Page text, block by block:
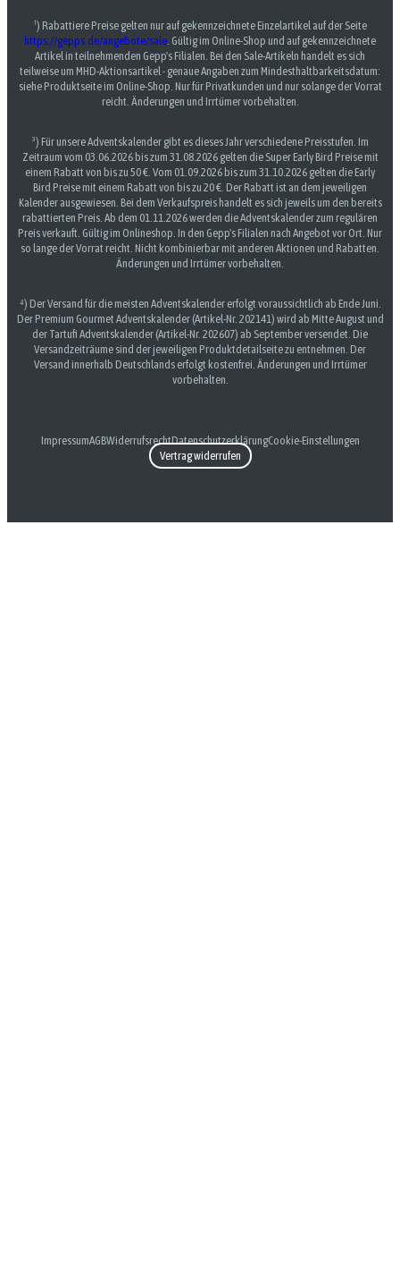
¹) Rabattiere Preise gelten nur auf gekennzeichnete Einzelartikel auf der Seite
https://gepps.de/angebote/sale . Gültig im Online-Shop und auf gekennzeichnete
Artikel in teilnehmenden Gepp's Filialen. Bei den Sale-Artikeln handelt es sich
teilweise um MHD-Aktionsartikel - genaue Angaben zum Mindesthaltbarkeitsdatum:
siehe Produktseite im Online-Shop. Nur für Privatkunden und nur solange der Vorrat
reicht. Änderungen und Irrtümer vorbehalten.
³) Für unsere Adventskalender gibt es dieses Jahr verschiedene Preisstufen. Im
Zeitraum vom 03.06.2026 bis zum 31.08.2026 gelten die Super Early Bird Preise mit
einem Rabatt von bis zu 50 €. Vom 01.09.2026 bis zum 31.10.2026 gelten die Early
Bird Preise mit einem Rabatt von bis zu 20 €. Der Rabatt ist an dem jeweiligen
Kalender ausgewiesen. Bei dem Verkaufspreis handelt es sich jeweils um den bereits
rabattierten Preis. Ab dem 01.11.2026 werden die Adventskalender zum regulären
Preis verkauft. Gültig im Onlineshop. In den Gepp's Filialen nach Angebot vor Ort. Nur
so lange der Vorrat reicht. Nicht kombinierbar mit anderen Aktionen und Rabatten.
Änderungen und Irrtümer vorbehalten.
⁴) Der Versand für die meisten Adventskalender erfolgt voraussichtlich ab Ende Juni.
Der Premium Gourmet Adventskalender (Artikel-Nr. 202141) wird ab Mitte August und
der Tartufi Adventskalender (Artikel-Nr. 202607) ab September versendet. Die
Versandzeiträume sind der jeweiligen Produktdetailseite zu entnehmen. Der
Versand innerhalb Deutschlands erfolgt kostenfrei. Änderungen und Irrtümer
vorbehalten.
ImpressumAGBWiderrufsrechtDatenschutzerklärungCookie-Einstellungen
Vertrag widerrufen